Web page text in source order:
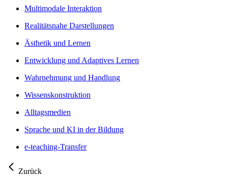
Multimodale Interaktion
Realitätsnahe Darstellungen
Ästhetik und Lernen
Entwicklung und Adaptives Lernen
Wahrnehmung und Handlung
Wissenskonstruktion
Alltagsmedien
Sprache und KI in der Bildung
e-teaching-Transfer
Zurück